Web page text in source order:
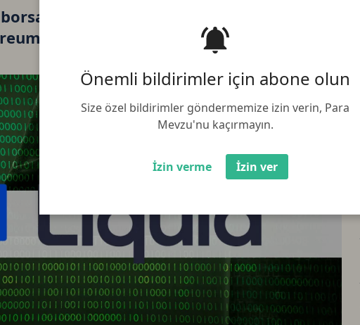
Önemli bildirimler için abone olun
Size özel bildirimler göndermemize izin verin, Para
Mevzu'nu kaçırmayın.
İzin verme İzin ver
Liquid'ten, 74 milyon dolar
ve diğer bazı altcoinlerin çalındığı